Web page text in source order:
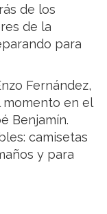
de los
de la
para
Fernández,
momento en el
Benjamín.
camisetas
y para